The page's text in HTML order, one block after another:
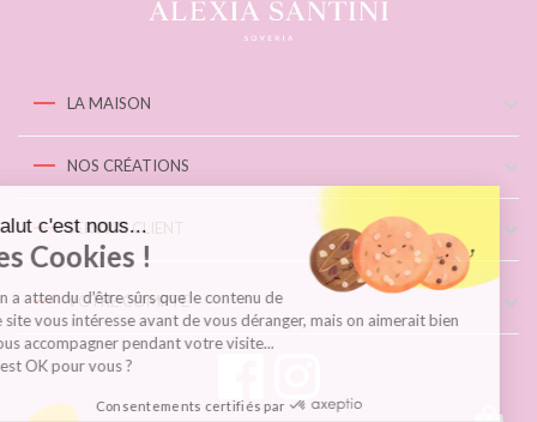
LA MAISON
NOS CRÉATIONS
SERVICE CLIENT
VOTRE COMPTE
Salut c'est nous...
les Cookies !
On a attendu d'être sûrs que le contenu de
ce site vous intéresse avant de vous déranger, mais on aimerait bien
vous accompagner pendant votre visite...
C'est OK pour vous ?
Consentements certifiés par